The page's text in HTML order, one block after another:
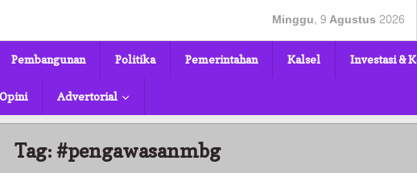
Minggu, 9 Agustus 2026
Pembangunan Politika Pemerintahan Kalsel Investasi &
Opini Advertorial
Tag:#pengawasanmbg